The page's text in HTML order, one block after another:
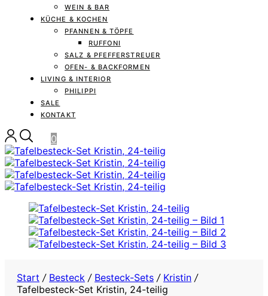
WEIN & BAR
KÜCHE & KOCHEN
PFANNEN & TÖPFE
RUFFONI
SALZ & PFEFFERSTREUER
OFEN- & BACKFORMEN
LIVING & INTERIOR
PHILIPPI
SALE
KONTAKT
0
Start / Besteck / Besteck-Sets / Kristin /
Tafelbesteck-Set Kristin, 24-teilig